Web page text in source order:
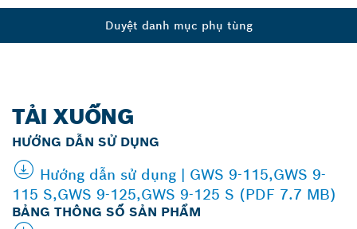
Duyệt danh mục phụ tùng
TẢI XUỐNG
HƯỚNG DẪN SỬ DỤNG
Hướng dẫn sử dụng | GWS 9-115,GWS 9-
115 S,GWS 9-125,GWS 9-125 S (PDF 7.7 MB)
BẢNG THÔNG SỐ SẢN PHẨM